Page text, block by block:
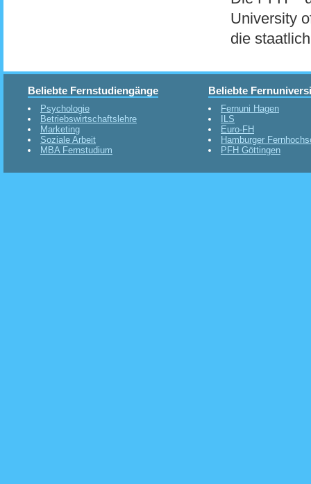
University
die
Beliebte Fernstudiengänge
Psychologie
Betriebswirtschaftslehre
Marketing
Soziale Arbeit
MBA Fernstudium
Beliebte
Fernuni Hagen
ILS
Euro-FH
Hamburger
PFH Göttingen